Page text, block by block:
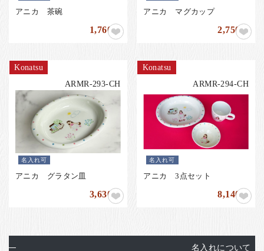
店舗紹介
箸ブログ
English
アニカ 茶碗
1,760円
アニカ マグカップ
2,750円
Konatsu
ARMR-293-CH
名入れ可
アニカ グラタン皿
3,630円
Konatsu
ARMR-294-CH
名入れ可
アニカ 3点セット
8,140円
名入れについて